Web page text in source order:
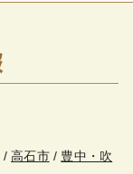
/高石市/ 豊中・吹